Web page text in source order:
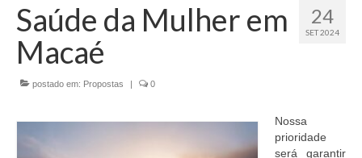
QUEM SOU
INFORMATIVO
TEAM
MANDATO
24
SET 2024
Saúde da Mulher em
Macaé
postado em: Propostas | 0
Nossa
prioridade
será garantir